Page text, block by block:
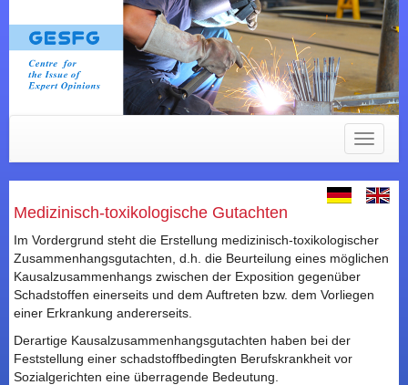
Toggle
Medizinisch-toxikologische Gutachten
Im Vordergrund steht die Erstellung medizinisch-toxikologischer
Zusammenhangsgutachten, d.h. die Beurteilung eines möglichen
Kausalzusammenhangs zwischen der Exposition gegenüber
Schadstoffen einerseits und dem Auftreten bzw. dem Vorliegen
einer Erkrankung andererseits.
Derartige Kausalzusammenhangsgutachten haben bei der
Feststellung einer schadstoffbedingten Berufskrankheit vor
Sozialgerichten eine überragende Bedeutung.